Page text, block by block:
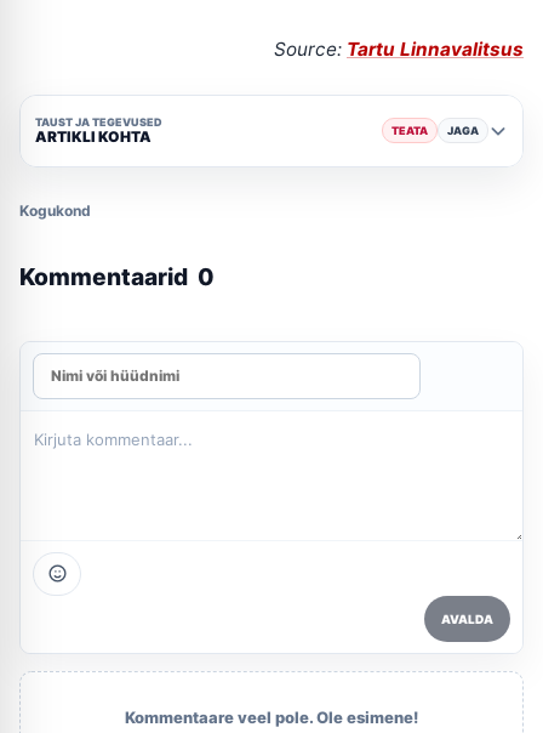
Source: Tartu Linnavalitsus
TAUST JA TEGEVUSED
ARTIKLI KOHTA TEATA JAGA
Kogukond
Kommentaarid 0
AVALDA
Kommentaare veel pole. Ole esimene!